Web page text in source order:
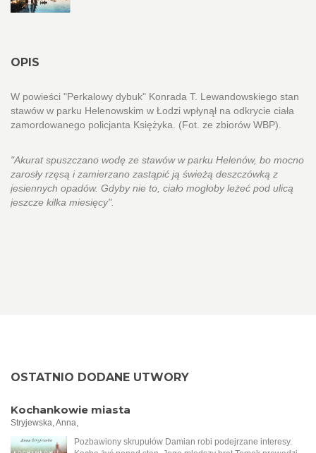
OPIS
W powieści "Perkalowy dybuk" Konrada T. Lewandowskiego stan
stawów w parku Helenowskim w Łodzi wpłynął na odkrycie ciała
zamordowanego policjanta Księżyka. (Fot. ze zbiorów WBP).
"Akurat spuszczano wodę ze stawów w parku Helenów, bo mocno
zarosły rzęsą i zamierzano zastąpić ją świeżą deszczówką z
jesiennych opadów. Gdyby nie to, ciało mogłoby leżeć pod ulicą
jeszcze kilka miesięcy".
OSTATNIO DODANE UTWORY
Kochankowie miasta
Stryjewska, Anna,
Pozbawiony skrupułów Damian robi podejrzane interesy.